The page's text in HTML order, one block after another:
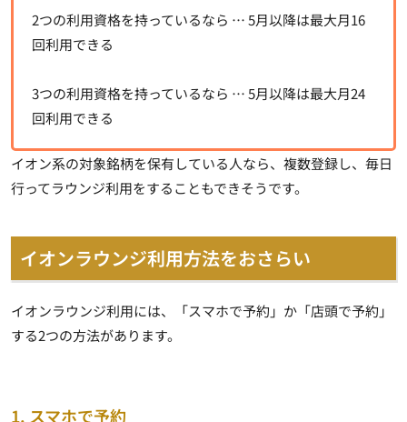
2つの利用資格を持っているなら … 5月以降は最大月16
回利用できる
3つの利用資格を持っているなら … 5月以降は最大月24
回利用できる
イオン系の対象銘柄を保有している人なら、複数登録し、毎日
行ってラウンジ利用をすることもできそうです。
イオンラウンジ利用方法をおさらい
イオンラウンジ利用には、「スマホで予約」か「店頭で予約」
する2つの方法があります。
1. スマホで予約